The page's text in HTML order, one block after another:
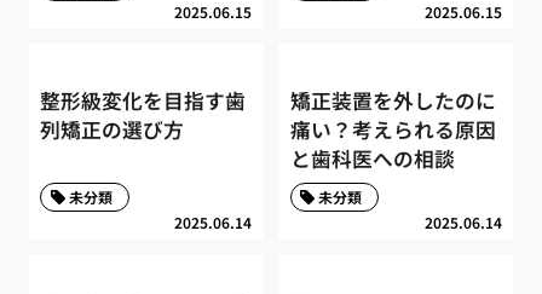
2025.06.15 2025.06.15
整形級変化を目指す歯
列矯正の選び方
2025.06.14
未分類
矯正装置を外したのに
痛い？考えられる原因
と歯科医への相談
2025.06.14
未分類